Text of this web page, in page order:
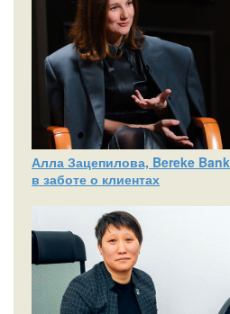
Алла Зацепилова, Bereke
в заботе о клиентах